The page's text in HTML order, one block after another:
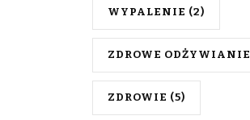
WYPALENIE (2)
ZDROWE ODŻYWIANIE
ZDROWIE (5)